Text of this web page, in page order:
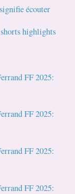
écouter
highlights
FF 2025:
FF 2025:
FF 2025:
FF 2025: